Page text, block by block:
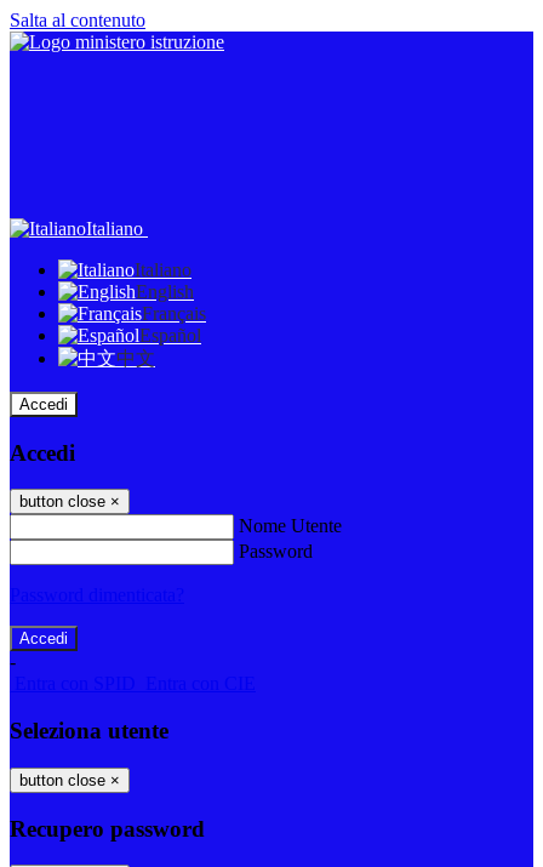
Salta al contenuto
Italiano
Italiano
English
Français
Español
中文
Accedi
Accedi
button close ×
Nome Utente
Password
-
Seleziona utente
button close ×
Recupero password